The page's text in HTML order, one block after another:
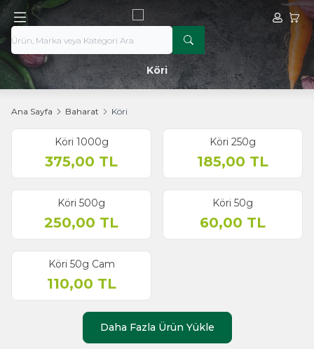
Hesabım
Köri
Ana Sayfa Baharat Köri
Köri 1000g
375,00 TL
Köri 250g
185,00 TL
Köri 500g
250,00 TL
Köri 50g
60,00 TL
Köri 50g Cam
110,00 TL
Daha Fazla Ürün Yükle